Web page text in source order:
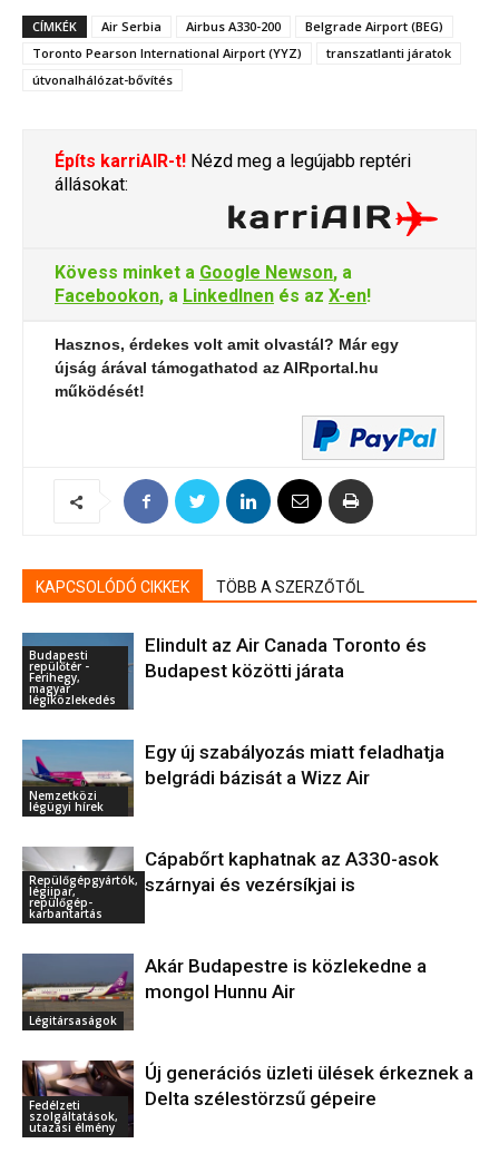
CÍMKÉK Air Serbia Airbus A330-200
Belgrade Airport (BEG)
Toronto Pearson International Airport (YYZ)
transzatlanti járatok
útvonalhálózat-bővítés
Építs karriAIR-t! Nézd meg a legújabb reptéri
állásokat:
Kövess minket a Google Newson, a
Facebookon, a LinkedInen és az X-en!
Hasznos, érdekes volt amit olvastál? Már egy
újság árával támogathatod az AIRportal.hu
működését!
KAPCSOLÓDÓ CIKKEK TÖBB A SZERZŐTŐL
Budapesti
repülőtér -
Ferihegy,
magyar
légiközlekedés
Elindult az Air Canada Toronto és
Budapest közötti járata
Nemzetközi
légügyi hírek
Egy új szabályozás miatt feladhatja
belgrádi bázisát a Wizz Air
Repülőgépgyártók,
légiipar,
repülőgép-
karbantartás
Cápabőrt kaphatnak az A330-asok
szárnyai és vezérsíkjai is
Légitársaságok
Akár Budapestre is közlekedne a
mongol Hunnu Air
Fedélzeti
szolgáltatások,
utazási élmény
Új generációs üzleti ülések érkeznek a
Delta szélestörzsű gépeire